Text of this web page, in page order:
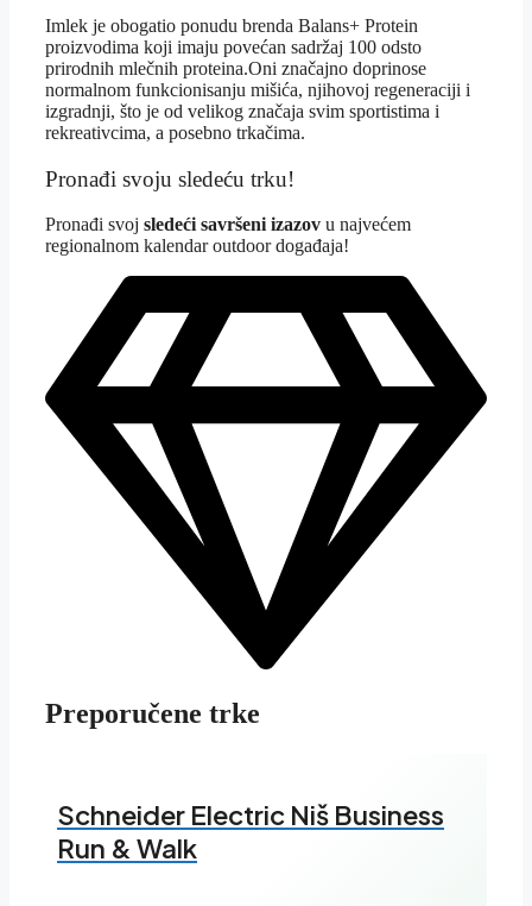
Imlek je obogatio ponudu brenda Balans+ Protein
proizvodima koji imaju povećan sadržaj 100 odsto
prirodnih mlečnih proteina.Oni značajno doprinose
normalnom funkcionisanju mišića, njihovoj regeneraciji i
izgradnji, što je od velikog značaja svim sportistima i
rekreativcima, a posebno trkačima.
Pronađi svoju sledeću trku!
Pronađi svoj sledeći savršeni izazov u najvećem
regionalnom kalendar outdoor događaja!
Preporučene trke
Schneider Electric Niš Business
Run & Walk